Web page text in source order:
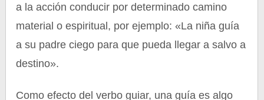
a la acción conducir por determinado camino
material o espiritual, por ejemplo: «La niña guía
a su padre ciego para que pueda llegar a salvo a
destino».
Como efecto del verbo guiar, una guía es algo